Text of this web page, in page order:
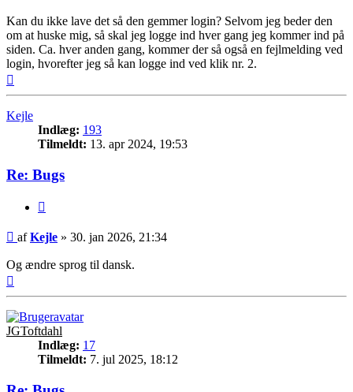
Kan du ikke lave det så den gemmer login? Selvom jeg beder den
om at huske mig, så skal jeg logge ind hver gang jeg kommer ind på
siden. Ca. hver anden gang, kommer der så også en fejlmelding ved
login, hvorefter jeg så kan logge ind ved klik nr. 2.
Kejle
Indlæg: 193
Tilmeldt: 13. apr 2024, 19:53
Re: Bugs
Indlæg
afKejle » 30. jan 2026, 21:34
Og ændre sprog til dansk.
JGToftdahl
Indlæg: 17
Tilmeldt: 7. jul 2025, 18:12